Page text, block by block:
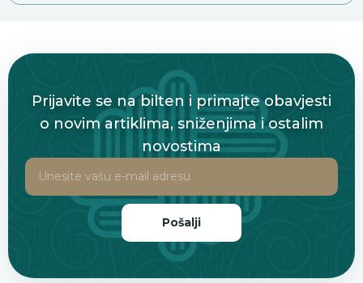
Prijavite se na bilten i primajte obavjesti
o novim artiklima, sniženjima i ostalim
novostima
Pošalji